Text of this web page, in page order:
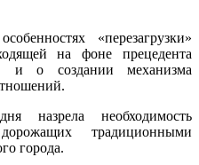
«перезагрузки»
на фоне прецедента
и о создании механизма
назрела необходимость
традиционными
города.